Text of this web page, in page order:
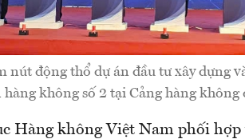
nút động thổ dự án đầu tư xây dựng
hàng không số 2 tại Cảng hàng
Hàng không Việt Nam phối